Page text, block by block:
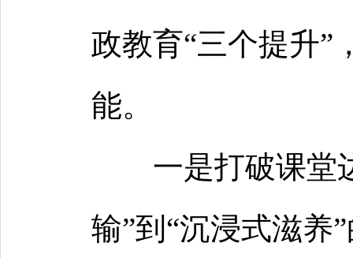
政教育“三个提升”
能。
一是打破课堂
输”到“沉浸式滋养